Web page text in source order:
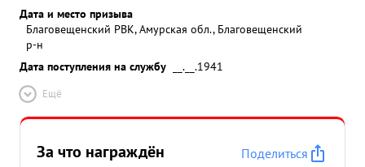
Дата и место призыва
Благовещенский РВК, Амурская обл., Благовещенский
р-н
Дата поступления на службу
__.__.1941
Ещё
За что награждён
Поделиться